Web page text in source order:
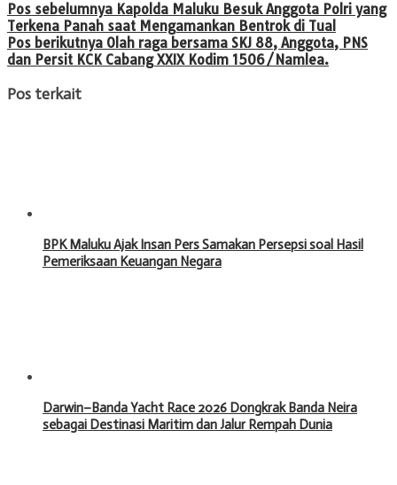
Pos sebelumnya Kapolda Maluku Besuk Anggota Polri yang
Terkena Panah saat Mengamankan Bentrok di Tual
Pos berikutnya Olah raga bersama SKJ 88, Anggota, PNS
dan Persit KCK Cabang XXIX Kodim 1506/Namlea.
Pos terkait
BPK Maluku Ajak Insan Pers Samakan Persepsi soal Hasil
Pemeriksaan Keuangan Negara
Darwin–Banda Yacht Race 2026 Dongkrak Banda Neira
sebagai Destinasi Maritim dan Jalur Rempah Dunia